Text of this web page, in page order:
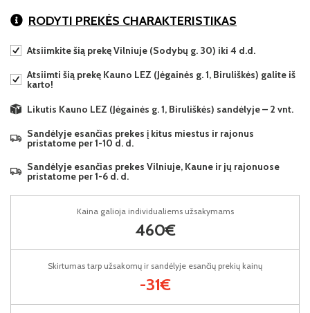
RODYTI PREKĖS CHARAKTERISTIKAS
Atsiimkite šią prekę Vilniuje (Sodybų g. 30) iki 4 d.d.
Atsiimti šią prekę Kauno LEZ (Jėgainės g. 1, Biruliškės) galite iš
karto!
Likutis Kauno LEZ (Jėgainės g. 1, Biruliškės) sandėlyje – 2 vnt.
Sandėlyje esančias prekes į kitus miestus ir rajonus
pristatome per 1-10 d. d.
Sandėlyje esančias prekes Vilniuje, Kaune ir jų rajonuose
pristatome per 1-6 d. d.
Kaina galioja individualiems užsakymams
460€
Skirtumas tarp užsakomų ir sandėlyje esančių prekių kainų
-31€